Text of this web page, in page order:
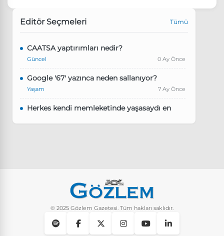
Editör Seçmeleri Tümü
CAATSA yaptırımları nedir?
Güncel 0 Ay Önce
Google '67' yazınca neden sallanıyor?
Yaşam 7 Ay Önce
Herkes kendi memleketinde yaşasaydı en
Instagram’da keşfet nasıl temizlenir?
© 2025 Gözlem Gazetesi. Tüm hakları saklıdır.